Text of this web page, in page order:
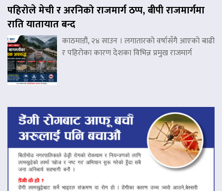
पहिरोले मेची र अरनिको राजमार्ग ठप्प, बीपी राजमार्गमा
राति यातायात बन्द
काठमाडौं, २४ साउन । लगातारको वर्षासँगै आएको बाढी
र पहिरोका कारण देशका विभिन्न प्रमुख राजमार्ग